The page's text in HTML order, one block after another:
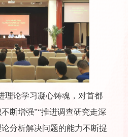
论学习凝心铸魂，对首都
断增强”“推进调查研究走深
分析解决问题的能力不断提